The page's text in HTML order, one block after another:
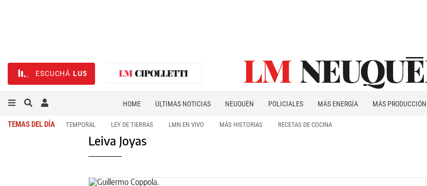
ESCUCHÁ LU5
HOME ÚLTIMAS NOTICIAS NEUQUÉN POLICIALES MÁS ENERGÍA MÁS PRODUCCIÓN
TEMAS DEL DÍA TEMPORAL LEY DE TIERRAS LMN EN VIVO MÁS HISTORIAS RECETAS DE COCINA
Leiva Joyas